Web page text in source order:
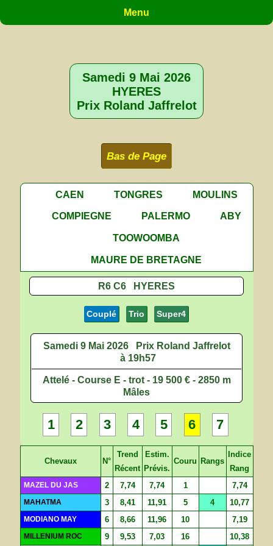
Menu
Samedi 9 Mai 2026
HYERES
Prix Roland Jaffrelot
Bas de Page
CAEN TONGRES
MOULINS
COMPIEGNE
PALERMO
ABY
TOOWOOMBA
MAURE DE BRETAGNE
R6 C6 HYERES
Couplé Trio Super4
Samedi 9 Mai 2026
Prix Roland Jaffrelot
à 19h57
Attelé - Course E - trot - 19 500 € - 2850 m
Mâles
1 2 3 4 5 6 7
Chevaux N°
Trend
Récent
Estim.
Prévis.
Couru Rangs
Indice
Rang
MAZEL DU JAS 2 7,74 7,74 1 7,74
MAHATMA 3 8,41 11,91 5 4 10,77
MODIANO MAY 6 8,66 11,96 10 7,19
MILLENIUM ROC 9 9,53 7,03 16 10,38